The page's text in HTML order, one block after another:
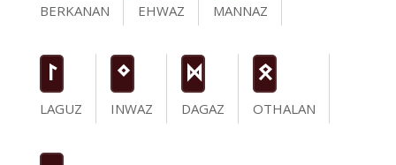
BERKANAN
EHWAZ
MANNAZ
L
LAGUZ
N
INWAZ
D
DAGAZ
O
OTHALAN